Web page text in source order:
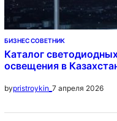
БИЗНЕС СОВЕТНИК
Каталог
освещения в
bypristroykin_ 7 апреля 2026